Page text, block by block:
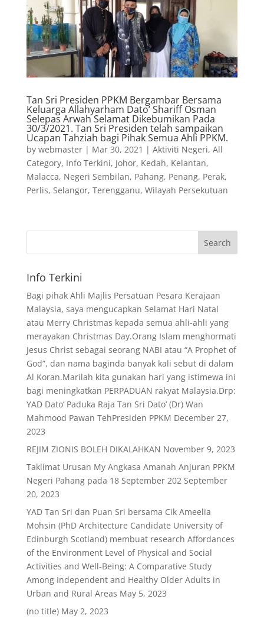
Tan Sri Presiden PPKM Bergambar Bersama
Keluarga Allahyarham Dato’ Shariff Osman
Selepas Arwah Selamat Dikebumikan Pada
30/3/2021. Tan Sri Presiden telah sampaikan
Ucapan Tahziah bagi Pihak Semua Ahli PPKM.
by webmaster| Mar 30, 2021 | Aktiviti Negeri, All
Category, Info Terkini, Johor, Kedah, Kelantan,
Malacca, Negeri Sembilan, Pahang, Penang, Perak,
Perlis, Selangor, Terengganu, Wilayah Persekutuan
Info Terkini
Bagi pihak Ahli Majlis Persatuan Pesara Kerajaan
Malaysia, saya mengucapkan Selamat Hari Natal
atau Merry Christmas kepada semua ahli-ahli yang
merayakan Christmas Day.Orang Islam menghormati
Jesus Christ sebagai seorang NABI atau “A Prophet of
God”, dan nama baginda banyak kali sebut di dalam
Al Koran.Marilah kita gunakan hari yang istimewa ini
bagi meningkatkan PERPADUAN rakyat Malaysia.Drp:
YAD Dato’ Paduka Raja Tan Sri Dato’ (Dr) Wan
Mahmood Pawan TehPresiden PPKM December 27,
2023
REJIM ZIONIS BOLEH DIKALAHKAN November 9, 2023
Taklimat Urusan My Angkasa Amanah Anjuran PPKM
Negeri Pahang pada 18 September 202 September
20, 2023
YAD Tan Sri dan Puan Sri bersama Cik Ameelia
Mohsin (PhD Architecture Candidate University of
Edinburgh Scotland) membuat research Affordances
of the Environment Level of Physical and Social
Activities and Well-Being: A Comparative Study
Among Independent and Healthy Older Adults in
Urban and Rural Areas May 5, 2023
(no title) May 2, 2023